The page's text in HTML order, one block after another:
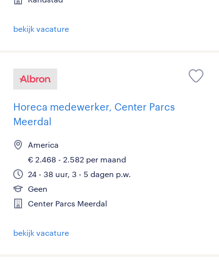
bekijk vacature
Horeca medewerker, Center Parcs
Meerdal
America
€ 2.468 - 2.582 per maand
24 - 38 uur, 3 - 5 dagen p.w.
Geen
Center Parcs Meerdal
bekijk vacature